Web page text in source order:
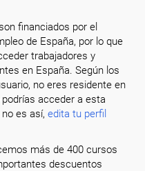
financiados por el
de España, por lo que
trabajadores y
en España. Según los
no eres residente en
acceder a esta
no es así,edita tu perfil
más de 400 cursos
descuentos